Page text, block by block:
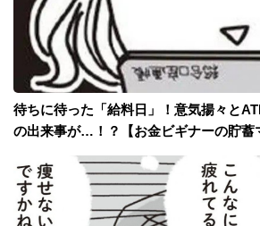
待ちに待った「給料日」！意気揚々と
の出来事が…！？【お金ビギナーの貯蓄